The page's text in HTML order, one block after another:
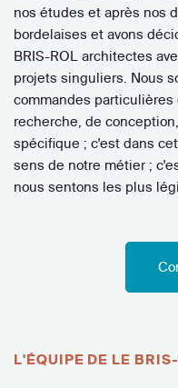
nos études et après nos
bordelaises et avons
BRIS-ROL architectes
projets singuliers. Nous
commandes
recherche, de
spécifique ; c'est dans
sens de notre métier ;
nous sentons les plus
L'ÉQUIPE DE LE